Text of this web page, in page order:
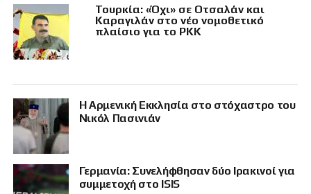
Τουρκία: «Όχι» σε Οτσαλάν και
Καραγιλάν στο νέο νομοθετικό
πλαίσιο για το PKK
Η Αρμενική Εκκλησία στο στόχαστρο του
Νικόλ Πασινιάν
Γερμανία: Συνελήφθησαν δύο Ιρακινοί για
συμμετοχή στο ISIS